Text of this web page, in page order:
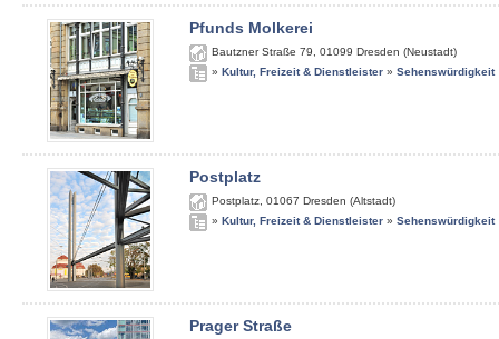
Pfunds Molkerei
Bautzner Straße 79 01099 Dresden (Neustadt)
» Kultur, Freizeit & Dienstleister » Sehenswürdigkeit
Postplatz
Postplatz 01067 Dresden (Altstadt)
» Kultur, Freizeit & Dienstleister » Sehenswürdigkeit
Prager Straße